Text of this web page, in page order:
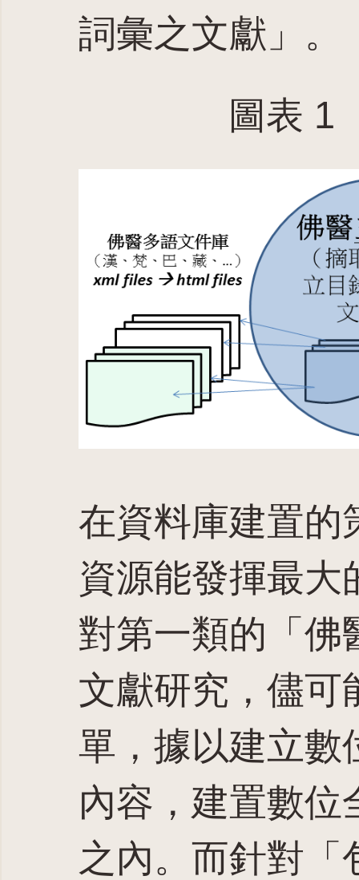
詞彙之文獻」。
圖表 1
在資料庫建置的
資源能發揮最大
對第一類的「佛
文獻研究，儘可
單，據以建立數
內容，建置數位
之內。而針對「